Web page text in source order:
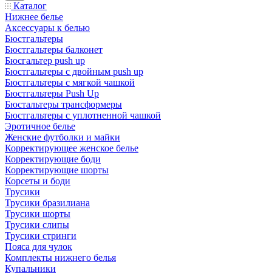
Каталог
Нижнее белье
Аксессуары к белью
Бюстгальтеры
Бюстгальтеры балконет
Бюсгальтер push up
Бюстгальтеры с двойным push up
Бюстгальтеры с мягкой чашкой
Бюстгальтеры Push Up
Бюстальтеры трансформеры
Бюстгальтеры с уплотненной чашкой
Эротичное белье
Женские футболки и майки
Корректирующее женское белье
Корректирующие боди
Корректирующие шорты
Корсеты и боди
Трусики
Трусики бразилиана
Трусики шорты
Трусики слипы
Трусики стринги
Пояса для чулок
Комплекты нижнего белья
Купальники